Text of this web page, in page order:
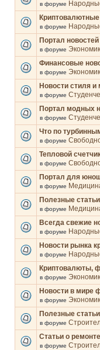
в форуме
в форуме
Портал
в форуме
Финансовые
в форуме
Новости стиля
в форуме
Портал модных
в форуме
Что по
в форуме
Тепловой
в форуме
Портал для
в форуме
Полезные
в форуме
Всегда свежие
в форуме
Новости рынка
в форуме
Криптовалюты,
в форуме
Новости в мире
в форуме
Полезные
в форуме
Статьи о
в форуме